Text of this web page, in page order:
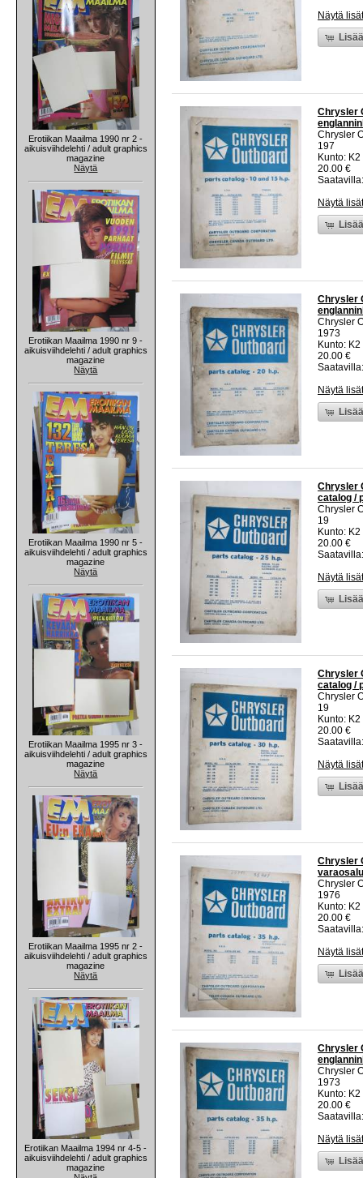
Erotiikan Maailma 1990 nr 2 -
aikuisviihdelehti / adult graphics
magazine
Näytä
Erotiikan Maailma 1990 nr 9 -
aikuisviihdelehti / adult graphics
magazine
Näytä
Erotiikan Maailma 1990 nr 5 -
aikuisviihdelehti / adult graphics
magazine
Näytä
Erotiikan Maailma 1995 nr 3 -
aikuisviihdelehti / adult graphics
magazine
Näytä
Erotiikan Maailma 1995 nr 2 -
aikuisviihdelehti / adult graphics
magazine
Näytä
Erotiikan Maailma 1994 nr 4-5 -
aikuisviihdelehti / adult graphics
magazine
Näytä
Chrysler
Chrysler
197
Kunto:
20.00 €
Näytä
Chrysler
Chrysler
1973
Kunto:
20.00 €
Näytä
Chrysler
catalog /
Chrysler
19
Kunto:
20.00 €
Näytä
Chrysler
catalog /
Chrysler
19
Kunto:
20.00 €
Näytä
Chrysler
Chrysler
1976
Kunto:
20.00 €
Näytä
Chrysler
Chrysler
1973
Kunto:
20.00 €
Näytä